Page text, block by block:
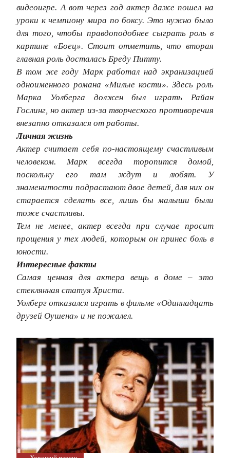
видеоигре. А вот через год актер даже пошел на
уроки к чемпиону мира по боксу. Это нужно было
для того, чтобы правдоподобнее сыграть роль в
картине «Боец». Стоит отметить, что вторая
главная роль досталась Бреду Питту.
В том же году Марк работал над экранизацией
одноименного романа «Милые кости». Здесь роль
Марка Уолберга должен был играть Райан
Гослинг, но актер из-за творческого противоречия
внезапно отказался от работы.
Личная жизнь
Актер считает себя по-настоящему счастливым
человеком. Марк всегда торопится домой,
поскольку его там ждут и любят. У
знаменитости подрастают двое детей, для них он
старается сделать все, лишь бы малыши были
тоже счастливы.
Тем не менее, актер всегда при случае просит
прощения у тех людей, которым он принес боль в
юности.
Интересные факты
Самая ценная для актера вещь в доме – это
стеклянная статуя Христа.
Уолберг отказался играть в фильме «Одиннадцать
друзей Оушена» и не пожалел.